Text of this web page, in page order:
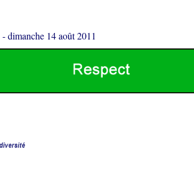
-dimanche 14 août 2011